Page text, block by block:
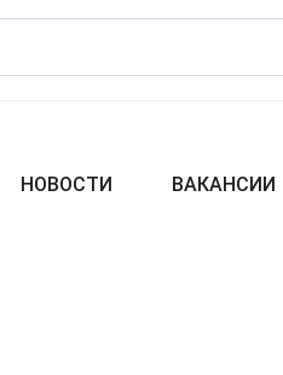
НОВОСТИ ВАКАНСИИ